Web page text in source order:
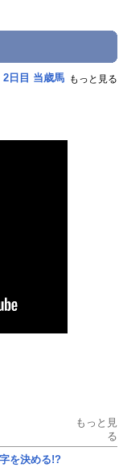
2日目 当歳馬 もっと見る
もっと見
る
を決める!?